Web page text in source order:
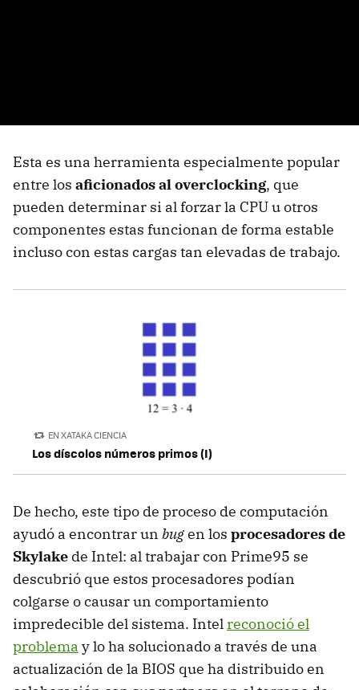
Esta es una herramienta especialmente popular
entre los aficionados al overclocking, que
pueden determinar si al forzar la CPU u otros
componentes estas funcionan de forma estable
incluso con estas cargas tan elevadas de trabajo.
EN XATAKA CIENCIA
Los díscolos números primos (I)
De hecho, este tipo de proceso de computación
ayudó a encontrar un bugen los procesadores de
Skylake de Intel: al trabajar con Prime95 se
descubrió que estos procesadores podían
colgarse o causar un comportamiento
impredecible del sistema. Intelreconoció el
problema y lo ha solucionado a través de una
actualización de la BIOS que ha distribuido en